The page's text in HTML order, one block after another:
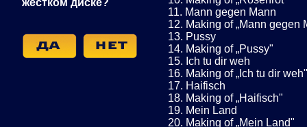
жестком диске?
11. Mann gegen Mann
12. Making of „Mann gegen
13. Pussy
14. Making of „Pussy"
15. Ich tu dir weh
16. Making of „Ich tu dir weh"
17. Haifisch
18. Making of „Haifisch"
19. Mein Land
20. Making of „Mein Land"